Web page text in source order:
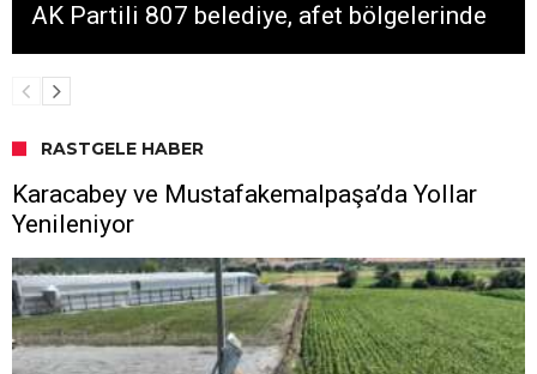
AK Partili 807 belediye, afet bölgelerinde
RASTGELE HABER
Karacabey ve Mustafakemalpaşa’da Yollar
Yenileniyor